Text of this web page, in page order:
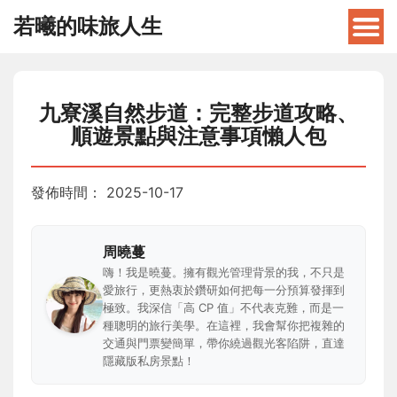
若曦的味旅人生
九寮溪自然步道：完整步道攻略、
順遊景點與注意事項懶人包
發佈時間： 2025-10-17
周曉蔓
嗨！我是曉蔓。擁有觀光管理背景的我，不只是
愛旅行，更熱衷於鑽研如何把每一分預算發揮到
極致。我深信「高 CP 值」不代表克難，而是一
種聰明的旅行美學。在這裡，我會幫你把複雜的
交通與門票變簡單，帶你繞過觀光客陷阱，直達
隱藏版私房景點！